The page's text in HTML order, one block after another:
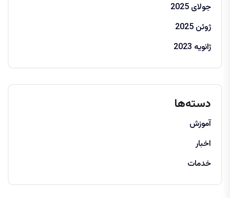
جولای 2025
ژوئن 2025
ژانویه 2023
دسته‌ها
آموزش
اخبار
خدمات